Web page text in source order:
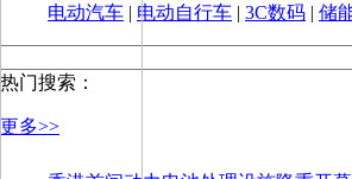
电动汽车 | 电动自行车 | 3C数码 | 储
热门搜索：
更多>>